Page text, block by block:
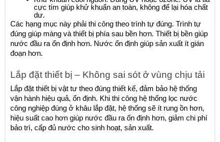
cực tím giúp khử khuẩn an toàn, không để lại hóa chất
dư.
Các hạng mục này phải thi công theo trình tự đúng. Trình tự
đúng giúp màng và thiết bị phía sau bền hơn. Thiết bị bền giúp
nước đầu ra ổn định hơn. Nước ổn định giúp sản xuất ít gián
đoạn hơn.
Lắp đặt thiết bị – Không sai sót ở vùng chịu tải
Lắp đặt thiết bị vật tư theo đúng thiết kế, đảm bảo hệ thống
vận hành hiệu quả, ổn định. Khi thi công hệ thống lọc nước
công nghiệp đúng ở khâu lắp đặt, hệ thống sẽ ít rung ồn hơn,
hiệu suất cao hơn giúp nước đầu ra ổn định hơn, giảm chi phí
bảo trì, cấp đủ nước cho sinh hoạt, sản xuất.